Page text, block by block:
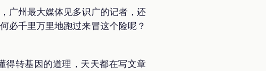
广州最大媒体见多识广的记者，还
必千里万里地跑过来冒这个险呢？
得转基因的道理，天天都在写文章